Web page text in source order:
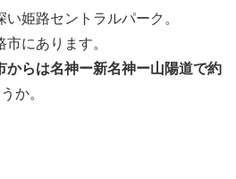
姫路セントラルパーク。
にあります。
からは名神ー新名神ー山陽道で約
か。